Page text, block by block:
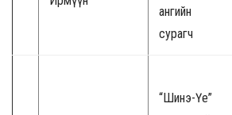
ангийн
сурагч
“Шинэ-Үе”